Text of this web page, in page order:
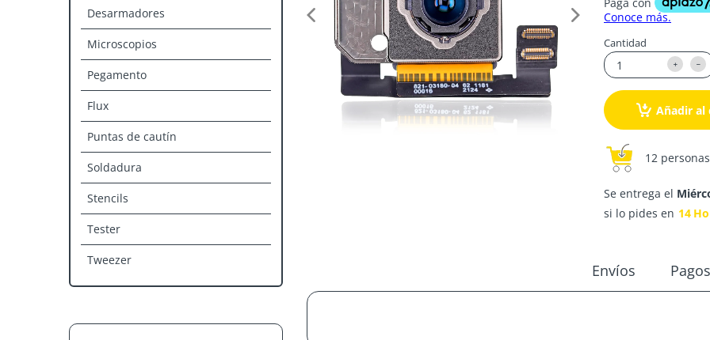
Desarmadores
Microscopios
Pegamento
Flux
Puntas de cautín
Soldadura
Stencils
Tester
Tweezer
Cantidad
Añadir al
12
Se entrega el
si lo pides en 14
Envíos Pagos